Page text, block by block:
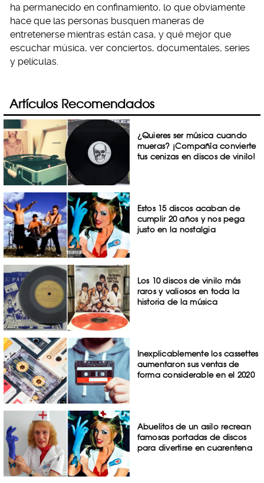
ha permanecido en confinamiento, lo que obviamente
hace que las personas busquen maneras de
entretenerse mientras están casa, y qué mejor que
escuchar música, ver conciertos, documentales, series
y películas.
Artículos Recomendados
¿Quieres ser música cuando
mueras? ¡Compañía convierte
tus cenizas en discos de vinilo!
Estos 15 discos acaban de
cumplir 20 años y nos pega
justo en la nostalgia
Los 10 discos de vinilo más
raros y valiosos en toda la
historia de la música
Inexplicablemente los cassettes
aumentaron sus ventas de
forma considerable en el 2020
Abuelitos de un asilo recrean
famosas portadas de discos
para divertirse en cuarentena